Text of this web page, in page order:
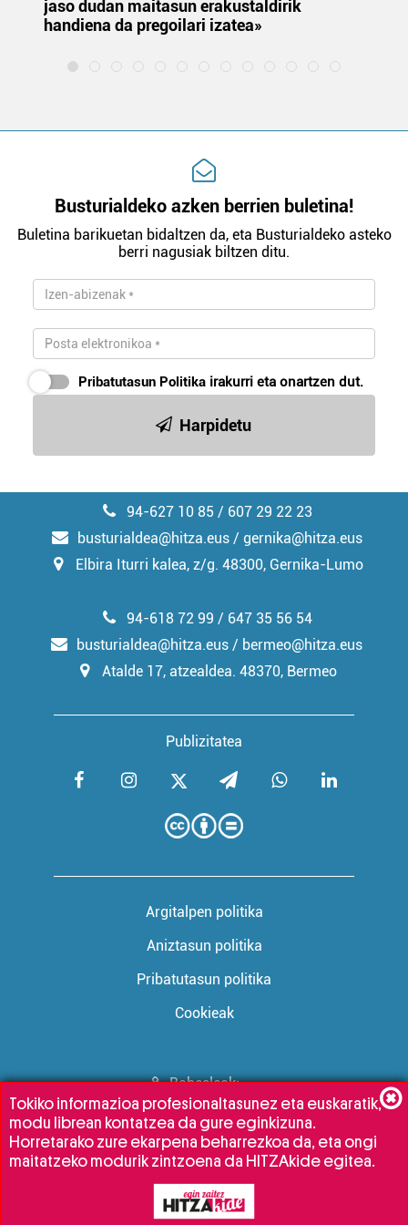
jaso dudan maitasun erakustaldirik
handiena da pregoilari izatea»
Busturialdeko azken berrien buletina!
Buletina barikuetan bidaltzen da, eta Busturialdeko asteko
berri nagusiak biltzen ditu.
Pribatutasun Politika irakurri eta onartzen dut.
Harpidetu
94-627 10 85 / 607 29 22 23
busturialdea@hitza.eus / gernika@hitza.eus
Elbira Iturri kalea, z/g. 48300, Gernika-Lumo
Publizitatea
94-618 72 99 / 647 35 56 54
busturialdea@hitza.eus / bermeo@hitza.eus
Atalde 17, atzealdea. 48370, Bermeo
Argitalpen politika
Aniztasun politika
Pribatutasun politika
Cookieak
Babesleak:
Tokiko informazioa profesionaltasunez eta euskaratik,
modu librean kontatzea da gure eginkizuna.
Horretarako zure ekarpena beharrezkoa da, eta ongi
maitatzeko modurik zintzoena da HITZAkide egitea.